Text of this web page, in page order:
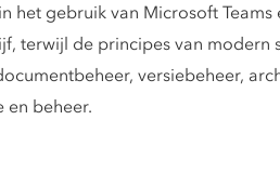
het gebruik van Microsoft
terwijl de principes van
versiebeheer,
en beheer.